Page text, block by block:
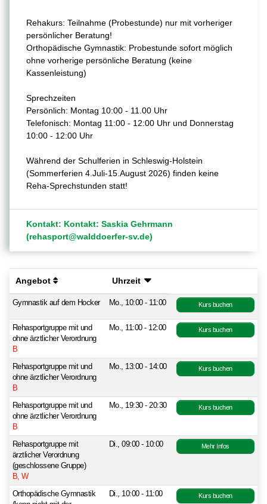
Rehakurs: Teilnahme (Probestunde) nur mit vorheriger
persönlicher Beratung!
Orthopädische Gymnastik: Probestunde sofort möglich
ohne vorherige persönliche Beratung (keine
Kassenleistung)
Sprechzeiten
Persönlich: Montag 10:00 - 11.00 Uhr
Telefonisch: Montag 11:00 - 12:00 Uhr und Donnerstag
10:00 - 12:00 Uhr
Während der Schulferien in Schleswig-Holstein
(Sommerferien 4.Juli-15.August 2026) finden keine
Reha-Sprechstunden statt!
Kontakt: Kontakt: Saskia Gehrmann
(rehasport@walddoerfer-sv.de)
Angebot Uhrzeit
Gymnastik auf dem Hocker Mo., 10:00 - 11:00 Kurs buchen
Rehasportgruppe mit und
ohne ärztlicher Verordnung
B
Mo., 11:00 - 12:00 Kurs buchen
Rehasportgruppe mit und
ohne ärztlicher Verordnung
B
Mo., 13:00 - 14:00 Kurs buchen
Rehasportgruppe mit und
ohne ärztlicher Verordnung
B
Mo., 19:30 - 20:30 Kurs buchen
Rehasportgruppe mit
ärztlicher Verordnung
(geschlossene Gruppe)
B, W
Di., 09:00 - 10:00 Mehr Infos
Orthopädische Gymnastik
Di., 10:00 - 11:00 Kurs buchen